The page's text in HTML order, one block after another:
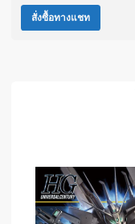
สั่งซื้อทางแชท